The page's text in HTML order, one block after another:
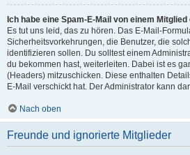
Ich habe eine Spam-E-Mail von einem
Es tut uns leid, das zu hören. Das E-Mail-
Sicherheitsvorkehrungen, die Benutzer, die
identifizieren sollen. Du solltest einem
du bekommen hast, weiterleiten. Dabei ist es
(Headers) mitzuschicken. Diese enthalten
E-Mail verschickt hat. Der Administrator kann
Nach oben
Freunde und ignorierte Mitglieder